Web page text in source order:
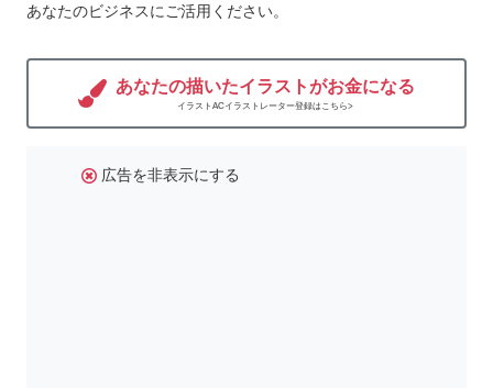
あなたのビジネスにご活用ください。
あなたの描いたイラストがお金になる
イラストACイラストレーター登録はこちら>
広告を非表示にする